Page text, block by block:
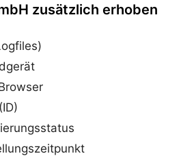
zusätzlich erhoben